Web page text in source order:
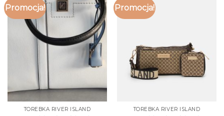
Promocja!
TOREBKA RIVER ISLAND
Promocja!
TOREBKA RIVER ISLAND